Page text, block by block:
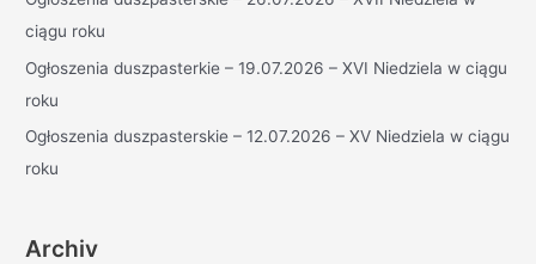
:
ciągu roku
Ogłoszenia duszpasterkie – 19.07.2026 – XVI Niedziela w ciągu
roku
Ogłoszenia duszpasterskie – 12.07.2026 – XV Niedziela w ciągu
roku
Archiv